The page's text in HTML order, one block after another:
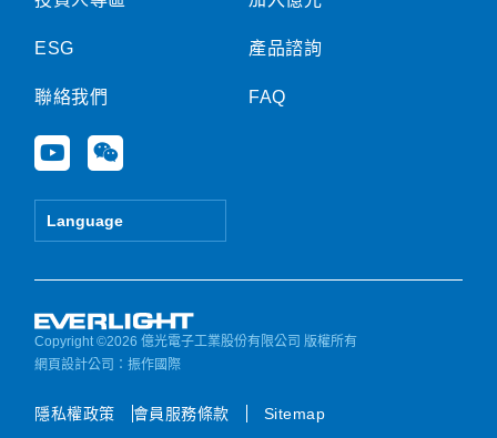
ESG
聯絡我們
Y
o
u
e
W
e
i
Language
產品諮詢
FAQ
Copyright ©2026 億光電子工業股份有限公司 版權所有
網頁設計公司 ：振作國際
隱私權政策 會員服務條款 Sitemap